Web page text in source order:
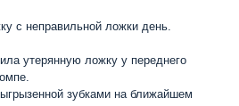
с неправильной ложки день.
утерянную ложку у переднего
зубками на ближайшем